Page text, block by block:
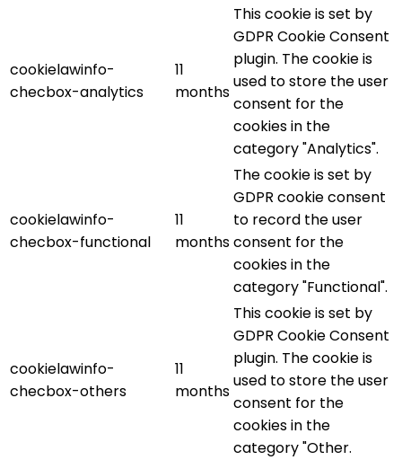
cookielawinfo-
checbox-analytics
11
months
This cookie is set by
GDPR Cookie Consent
plugin. The cookie is
used to store the user
consent for the
cookies in the
category "Analytics".
cookielawinfo-
checbox-functional
11
months
The cookie is set by
GDPR cookie consent
to record the user
consent for the
cookies in the
category "Functional".
cookielawinfo-
checbox-others
11
months
This cookie is set by
GDPR Cookie Consent
plugin. The cookie is
used to store the user
consent for the
cookies in the
category "Other.